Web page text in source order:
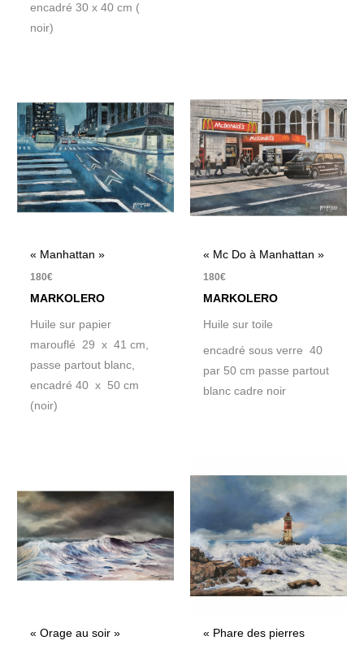
encadré 30 x 40 cm (
noir)
« Manhattan »
180€
MARKOLERO
Huile sur papier
marouflé 29 x 41 cm,
passe partout blanc,
encadré 40 x 50 cm
(noir)
« Mc Do à Manhattan »
180€
MARKOLERO
Huile sur toile
encadré sous verre 40
par 50 cm passe partout
blanc cadre noir
« Orage au soir »
« Phare des pierres